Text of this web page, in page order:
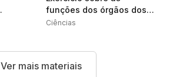
funções dos órgãos dos
sentidos
Ciências
Ver mais materiais